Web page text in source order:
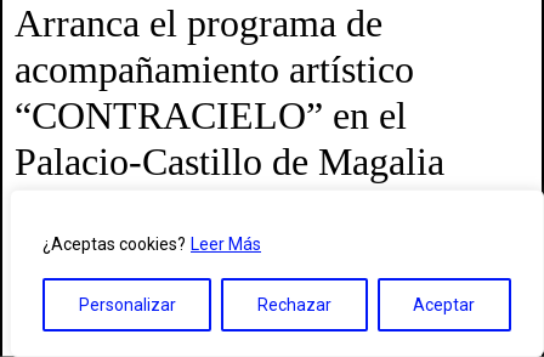
¿Aceptas cookies? Leer Más
Personalizar Rechazar Aceptar
Arranca el programa de
acompañamiento artístico
“CONTRACIELO” en el
Palacio-Castillo de Magalia
SGAE e INAEM, Réplika Teatro reúne a una
decena de creadorxs escénicxs durante una